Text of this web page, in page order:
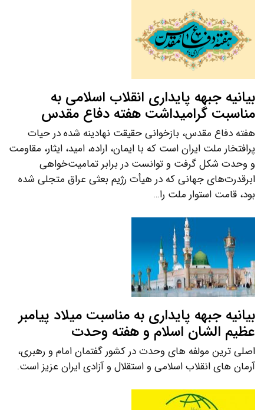
بیانیه جبهه پایداری انقلاب اسلامی به
مناسبت گرامیداشت هفته دفاع مقدس
هفته دفاع مقدس، بازخوانی حقیقت نهادینه شده در حیات
پرافتخار ملت ایران است که با ایمان، اراده، امید، ایثار، مقاومت
و وحدت شکل گرفت و توانست در برابر تمامیت‌خواهی
ابرقدرت‌های جهانی که در هیأت رژیم بعثی عراق متجلی شده
بود، قامت استوار ملت را…
بیانیه جبهه پایداری به مناسبت میلاد پیامبر
عظیم الشان اسلام و هفته وحدت
اصلی ترین مولفه های وحدت در کشور گفتمان امام و رهبری،
آرمان های انقلاب اسلامی و استقلال و آزادی ایران عزیز است.